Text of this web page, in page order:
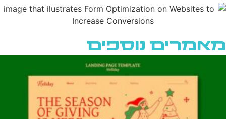
מאמרים נוספים